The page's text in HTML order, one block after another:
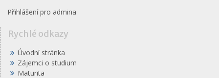
Přihlášení pro admina
Rychlé odkazy
Úvodní stránka
Zájemci o studium
Maturita